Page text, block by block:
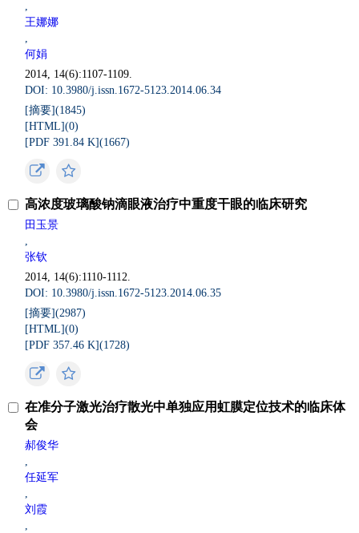
,
王娜娜
,
何娟
2014, 14(6):1107-1109.
DOI: 10.3980/j.issn.1672-5123.2014.06.34
[摘要](1845)
[HTML](0)
[PDF 391.84 K](1667)
高浓度玻璃酸钠滴眼液治疗中重度干眼的临床研究
田玉景
,
张钦
2014, 14(6):1110-1112.
DOI: 10.3980/j.issn.1672-5123.2014.06.35
[摘要](2987)
[HTML](0)
[PDF 357.46 K](1728)
在准分子激光治疗散光中单独应用虹膜定位技术的临床体
会
郝俊华
,
任延军
,
刘霞
,